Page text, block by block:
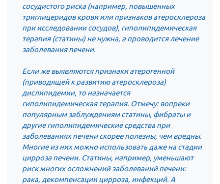
сосудистого риска (например, повышенных
триглицеридов крови или признаков атеросклероза
при исследовании сосудов), гиполипидемическая
терапия (статины) не нужна, а проводится лечение
заболевания печени.
Если же выявляются признаки атерогенной
(приводящей к развитию атеросклероза)
дислипидемии, то назначается
гиполипидемическая терапия. Отмечу: вопреки
популярным заблуждениям статины, фибраты и
другие гиполипидемические средства при
заболеваниях печени скорее полезны, чем вредны.
Многие из них можно использовать даже на стадии
цирроза печени. Статины, например, уменьшают
риск многих осложнений заболеваний печени:
рака, декомпенсации цирроза, инфекций. А